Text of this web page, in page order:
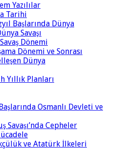
Yazılılar
Tarihi
Başlarında Dünya
Savaşı
Dönemi
Dönemi ve Sonrası
Dünya
Yıllık Planları
Osmanlı Devleti ve
Savaşı’nda Cepheler
ve Atatürk İlkeleri